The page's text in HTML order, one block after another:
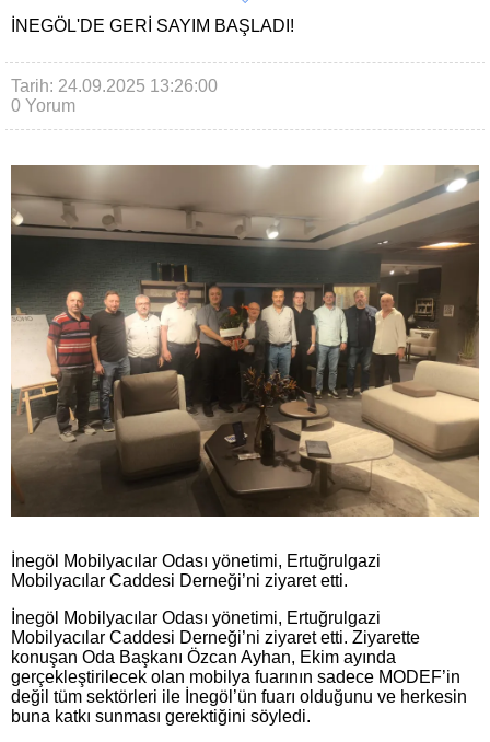
İNEGÖL'DE GERI SAYIM BAŞLADI!
Tarih: 24.09.2025 13:26:00
0 Yorum
İnegöl Mobilyacılar Odası yönetimi, Ertuğrulgazi
Mobilyacılar Caddesi Derneği’ni ziyaret etti.
İnegöl Mobilyacılar Odası yönetimi, Ertuğrulgazi
Mobilyacılar Caddesi Derneği’ni ziyaret etti. Ziyarette
konuşan Oda Başkanı Özcan Ayhan, Ekim ayında
gerçekleştirilecek olan mobilya fuarının sadece MODEF’in
değil tüm sektörleri ile İnegöl’ün fuarı olduğunu ve herkesin
buna katkı sunması gerektiğini söyledi.